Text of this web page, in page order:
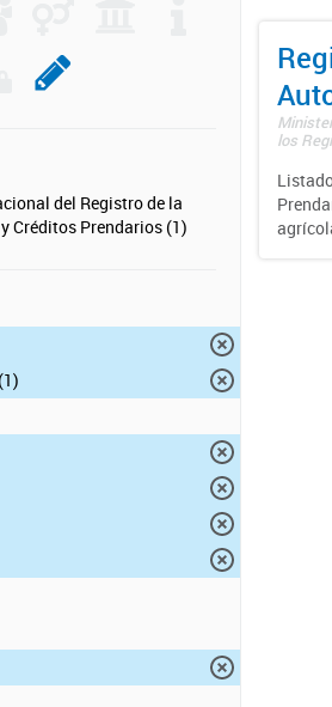
del Registro de la
Créditos Prendarios (1)
los